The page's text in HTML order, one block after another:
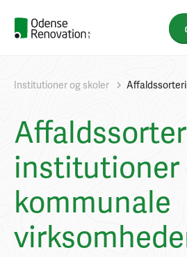
Institutioner og skoler
institutioner
kommunale